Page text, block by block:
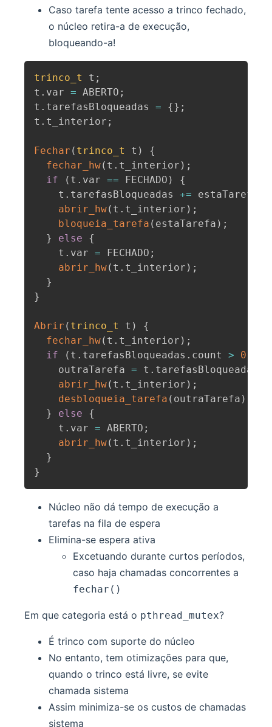
Caso tarefa tente acesso a trinco fechado,
o núcleo retira-a de execução,
bloqueando-a!
trinco_t t ;
t . var = ABERTO ;
t . tarefasBloqueadas = {} ;
t . t_interior ;
Fechar ( trinco_t t )
{
fechar_hw( t . t_interior ) ;
if
( t . var == FECHADO )
{
    t
. tarefasBloqueadas += estaTarefa
abrir_hw( t . t_interior ) ;
bloqueia_tarefa ( estaTarefa ) ;
}
else
{
    t
. var = FECHADO ;
abrir_hw( t . t_interior ) ;
}
}
Abrir ( trinco_t t )
{
fechar_hw( t . t_interior ) ;
if
( t . tarefasBloqueadas . count > 0
    outraTarefa
= t . tarefasBloqueadas
abrir_hw( t . t_interior ) ;
desbloqueia_tarefa ( outraTarefa )
}
else
{
    t
. var = ABERTO ;
abrir_hw( t . t_interior ) ;
}
}
Núcleo não dá tempo de execução a
tarefas na fila de espera
Elimina-se espera ativa
Excetuando durante curtos períodos,
caso haja chamadas concorrentes a
fechar()
Em que categoria está o pthread_mutex?
É trinco com suporte do núcleo
No entanto, tem otimizações para que,
quando o trinco está livre, se evite
chamada sistema
Assim minimiza-se os custos de chamadas
sistema